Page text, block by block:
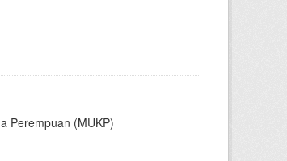
Perempuan (MUKP)